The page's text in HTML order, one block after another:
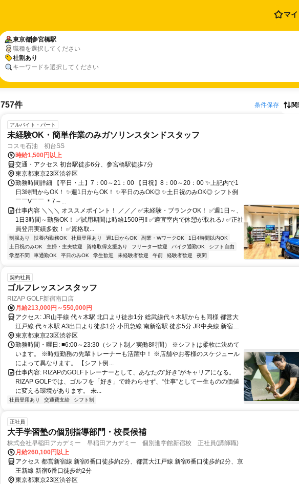
マ
東京都参宮橋駅
職種を選択してください
社割あり
キーワードを選択してください
757件 条件保存 関
アルバイト・パート
未経験OK・簡単作業のみガソリンスタンドスタッフ
コスモ石油 初台SS
時給1,500円以上
交通・アクセス 初台駅徒歩6分、参宮橋駅徒歩7分
東京都東京23区渋谷区
勤務時間詳細 【平日・土】7：00～21：00 【日祝】8：00～20：00 ✨上記内で1
日3時間からOK！ ✨週1日からOK！ ✨平日のみOK◎ ✨土日祝のみOK◎ シフト例
￣￣V￣￣ ＊7～...
仕事内容 ＼＼＼ オススメポイント！ ／／／ ✅未経験・ブランクOK！ ✅週1日～、
1日3時間～勤務OK！ ✅試用期間は時給1500円!! ✅適宜室内で休憩が取れる♪ ✅正社
員登用実績多数！ ✅資格取...
制服あり 扶養内勤務OK 社員登用あり 週1日からOK 副業・WワークOK
1日4時間以内OK
土日祝のみOK
主婦・主夫歓迎 資格取得支援あり フリーター歓迎 バイク通勤OK
シフト自由
学歴不問
車通勤OK 平日のみOK 学生歓迎 未経験者歓迎 午前 経験者歓迎 夜間
契約社員
ゴルフレッスンスタッフ
RIZAP GOLF新宿南口店
月給213,000円～550,000円
アクセス: JR山手線 代々木駅 北口より徒歩1分 総武線代々木駅からも同様 都営大
江戸線 代々木駅 A3出口より徒歩1分 小田急線 南新宿駅 徒歩5分 JR中央線 新宿駅
南口より徒歩8分 サザンテラス口より徒歩8分 JR各線:埼京線/湘南新宿ライン/総武
線/山手線 京王線 新宿駅 徒歩8分
東京都東京23区渋谷区
勤務時間・曜日: ■6:00～23:30（シフト制／実働8時間） ※シフトは柔軟に決めて
います。 ※時短勤務の先輩トレーナーも活躍中！ ※店舗やお客様のスケジュール
によって異なります。 【シフト例...
仕事内容: RIZAPのGOLFトレーナーとして、あなたの“好き”がキャリアになる。
RIZAP GOLFでは、ゴルフを「好き」で終わらせず、“仕事”として一生ものの価値
に変える環境があります。 未...
社員登用あり 交通費支給 シフト制
正社員
大手学習塾の個別指導部門・校長候補
株式会社早稲田アカデミー 早稲田アカデミー 個別進学館新宿校 正社員(講師職)
月給260,100円以上
アクセス 都営新宿線 新宿6番口徒歩約2分、都営大江戸線 新宿6番口徒歩約2分、京
王新線 新宿6番口徒歩約2分
東京都東京23区渋谷区